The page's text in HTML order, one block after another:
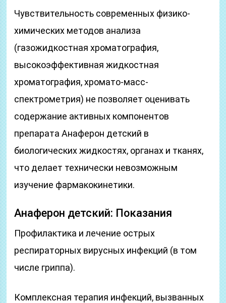
Чувствительность современных физико-
химических методов анализа
(газожидкостная хроматография,
высокоэффективная жидкостная
хроматография, хромато-масс-
спектрометрия) не позволяет оценивать
содержание активных компонентов
препарата Анаферон детский в
биологических жидкостях, органах и тканях,
что делает технически невозможным
изучение фармакокинетики.
Анаферон детский: Показания
Профилактика и лечение острых
респираторных вирусных инфекций (в том
числе гриппа).
Комплексная терапия инфекций, вызванных